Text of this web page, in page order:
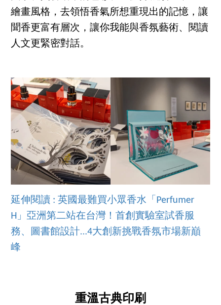
繪畫風格，去領悟香氣所想重現出的記憶，讓
聞香更富有層次，讓你我能與香氛藝術、閱讀
人文更緊密對話。
延伸閱讀 : 英國最難買小眾香水「Perfumer
H」亞洲第二站在台灣！首創實驗室試香服
務、圖書館設計...4大創新挑戰香氛市場新巔
峰
重溫古典印刷